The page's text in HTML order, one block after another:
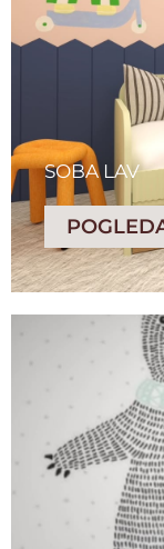
SOBA LAV